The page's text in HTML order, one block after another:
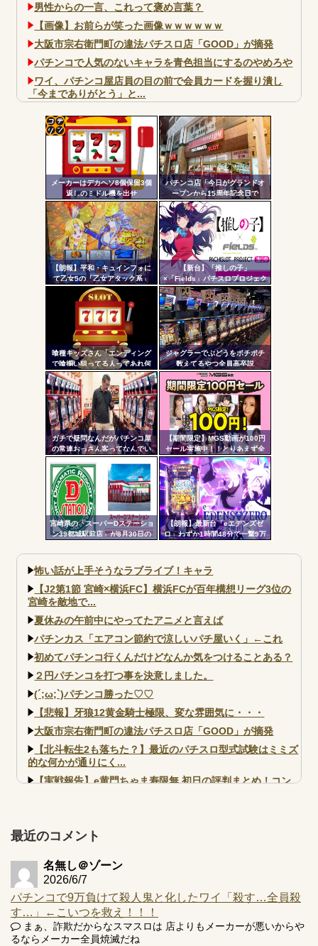
男性からの一言、これって褒め言葉？
【画像】お前らが笑った画像ｗｗｗｗｗｗ
大阪市宗右衛門町の違法パチスロ店「GOOD」が摘発
パチンコで人気のないキャラを青色担当にするのやめろや
ワイ、パチンコ屋店員の目の前で会員カードを握り潰し
「今までありがとう」と...
ヤバいか教えて？...
AngelBeats!とかいうクソアニメの思い出ｗｗｗ
Powered by livedoor 相互RSS
メーカーはデカヘソ8個保留3個
返しのミドル機を出せ
よ！！！！
パチンコ店「今日がグランドオ
ープンから15周年記念日で
す！」←ワイ「五万負けてま
す」
【朗報】平和・キュインフォに
て乙女5の「乙女アタック系」
「繚乱の刻系」の連続演出信頼
度が公開される！みんなの体感
と比べてどうよ？
【新台】「推しの子」
×「Fields」パチスロプロジェク
ト特報ムービー公開！推しの子
でBITESやれるんか！？_
喰種キッズさん「エンディング
で喰揃い狙ってる人ってあれ何
の意味があるの？」
ジャグラーでぶどうをポチポチ
数えてるやつ全員高卒説
ガチで疑問なんだがパチンコ屋
の常連おっさん客ってなんでい
つも同じ服着てるの？
【期間限定】MGS動画が100円
セール実施中！！とりあえず全
部買うやろｗｗｗｗｗ
宮崎県の「スーパーDステーショ
ン39都城駅前店」が8月30日の
【朗報】最新台「eエデンズゼ
ロ」わずか1時間48分で一撃9万
しまうｗ 究極LT期待出玉2万発
超えの現行最強スペックは伊達
じゃないな…
コテ
リン
- 固
定リ
ンク
自動
更新
ツー
怖い話が上手そうなラブライブ！キャラ
【J2第1節 宮崎×横浜FC】横浜FCが百年構想リーグ3位の
宮崎を敵地で...
夏休みの午前中にやってたアニメと言えば
パチンカス「エアコン節約で涼しいパチ屋いく」←これ
初めてパチンコ行くんだけどなんか気をつけることある？
２円パチンコを打つ事を決意しました。
(´;ω;`)パチンコ勝った♡♡
【悲報】牙狼12黄金騎士極限、変な雰囲気に・・・
大阪市宗右衛門町の違法パチスロ店「GOOD」が摘発
【北斗転生2も落ちた？】最近のパチスロ型式試験はミミズ
的な何かが通りにく...
【実戦報告】e黄門ちゃま寿限無 初日の評判まとめ！コン
Powered by livedoor 相互RSS
最近のコメント
名無し＠ゾーン
2026/6/7
パチンコで9万負けて殺人鬼と化したワイ「殺す…全員殺
す…」←こいつを救え！！！
まぁ、詐欺だからなスマスロは 店よりもメーカーが悪いからや
るならメーカー全員焼滅だね